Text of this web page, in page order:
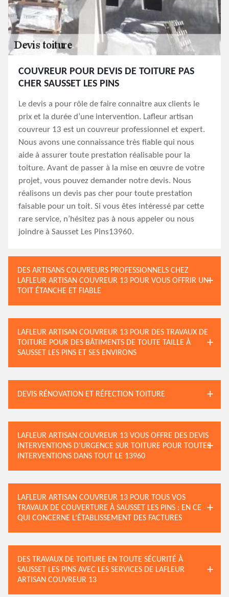
COUVREUR POUR DEVIS DE TOITURE PAS
CHER SAUSSET LES PINS
Le devis a pour rôle de faire connaitre aux clients le
prix et la durée d’une intervention. Lafleur artisan
couvreur 13 est un couvreur professionnel et expert.
Nous avons une connaissance très fiable qui nous
aide à assurer toute prestation réalisable pour la
toiture. Avant de passer à la mise en œuvre de votre
projet, vous pouvez demander notre devis. Nous
réalisons un devis pas cher pour toute prestation
faisable pour un toit. Si vous êtes intéressé par cette
rare service, n’hésitez pas à nous appeler ou nous
joindre à Sausset Les Pins13960.
DES ARTISANS COUVREURS PROFESSIONNELS CHEZ
LAFLEUR ARTISAN COUVREUR 13 POUR VOUS OFFRIR UN
TOIT ÉTANCHE ET FIABLE
LAFLEUR ARTISAN COUVREUR 13 POUR DES TRAVAUX DE
TOITURE POUR DES BÂTIMENTS DE TOUTE TAILLE À
SAUSSET LES PINS ET SES ENVIRONS
DEVIS RÉNOVATION ET RÉFECTION TOITURE
LAFLEUR ARTISAN COUVREUR 13 VOUS OFFRE DES DEVIS
INTERVENTIONS D’URGENCE SUR TOITURE POUR TOUTES
INTERVENTIONS DANS TOUT LE 13960
LAFLEUR ARTISAN COUVREUR 13 POUR TOUS VOS
TRAVAUX DE COUVERTURE À SAUSSET LES PINS : EN CE
QUI CONCERNE L’ÉTABLISSEMENT DES FACTURES
DES TRAVAUX DE TOITURE EN TOUTE SÉCURITÉ À
SAUSSET LES PINS AVEC LES SERVICES DE LAFLEUR
ARTISAN COUVREUR 13